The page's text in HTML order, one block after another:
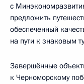
с
предложить
обеспеченный
на пути к знаковым
Завершённые
к Черноморскому